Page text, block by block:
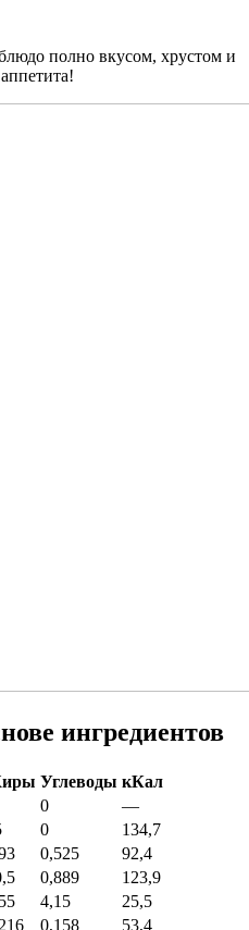
полно вкусом, хрустом и
ингредиентов
Углеводы кКал
0
—
0
134,7
0,525
92,4
0,889
123,9
4,15
25,5
0,158 53,4